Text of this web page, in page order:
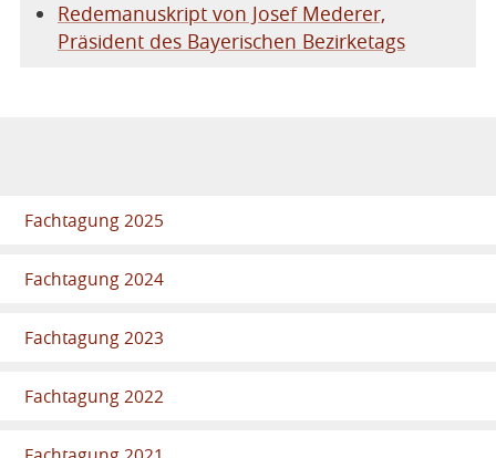
Redemanuskript von Josef Mederer,
Präsident des Bayerischen Bezirketags
Fachtagung 2025
Fachtagung 2024
Fachtagung 2023
Fachtagung 2022